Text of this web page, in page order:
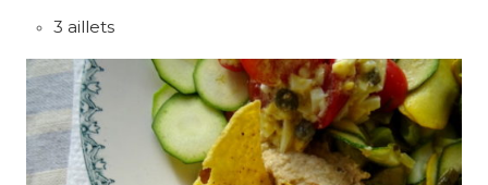
3 aillets